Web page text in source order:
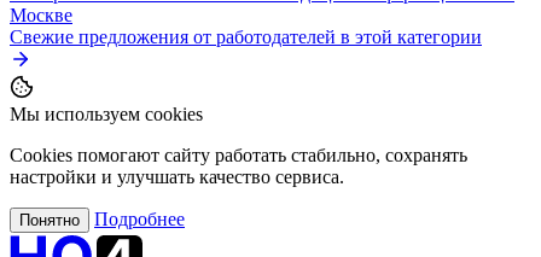
Москве
Свежие предложения от работодателей в этой категории
Мы используем cookies
Cookies помогают сайту работать стабильно, сохранять
настройки и улучшать качество сервиса.
Понятно Подробнее